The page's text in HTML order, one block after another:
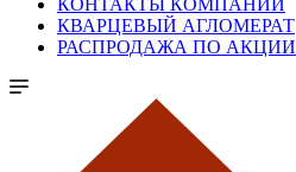
КОНТАКТЫ КОМПАНИИ
КВАРЦЕВЫЙ АГЛОМЕРАТ
РАСПРОДАЖА ПО АКЦИИ